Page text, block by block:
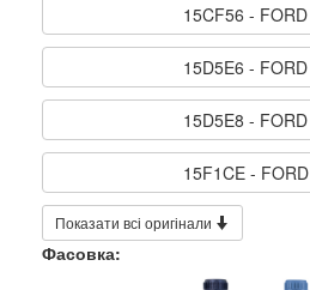
15CF56 - FORD
15D5E6 - FORD
15D5E8 - FORD
15F1CE - FORD
Показати всі оригінали
Фасовка: